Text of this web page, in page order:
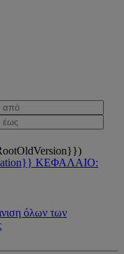
ΚΕΦΑΛΑΙΟ:
όλων των